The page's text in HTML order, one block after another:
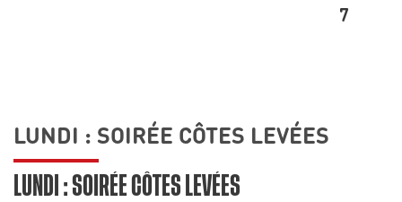
7
LUNDI : SOIRÉE CÔTES LEVÉES
LUNDI : SOIRÉE CÔTES LEVÉES